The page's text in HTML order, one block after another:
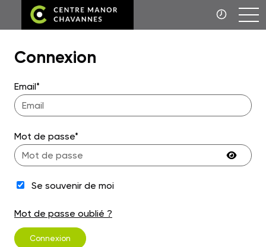
Connexion
Email*
Mot de passe*
Se souvenir de moi
Mot de passe oublié ?